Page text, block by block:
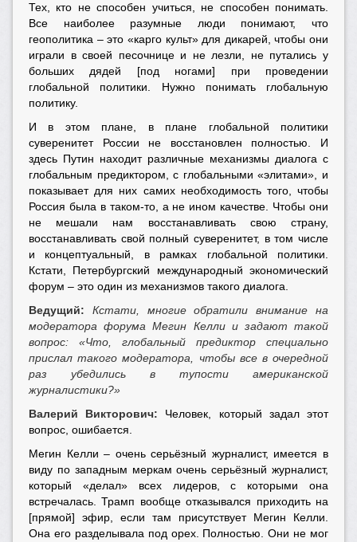
Тех, кто не способен учиться, не способен понимать.
Все наиболее разумные люди понимают, что
геополитика – это «карго культ» для дикарей, чтобы они
играли в своей песочнице и не лезли, не путались у
больших дядей [под ногами] при проведении
глобальной политики. Нужно понимать глобальную
политику.
И в этом плане, в плане глобальной политики
суверенитет России не восстановлен полностью. И
здесь Путин находит различные механизмы диалога с
глобальным предиктором, с глобальными «элитами», и
показывает для них самих необходимость того, чтобы
Россия была в таком-то, а не ином качестве. Чтобы они
не мешали нам восстанавливать свою страну,
восстанавливать свой полный суверенитет, в том числе
и концептуальный, в рамках глобальной политики.
Кстати, Петербургский международный экономический
форум – это один из механизмов такого диалога.
Ведущий: Кстати, многие обратили внимание на
модератора форума Мегин Келли и задают такой
вопрос: «Что, глобальный предиктор специально
прислал такого модератора, чтобы все в очередной
раз убедились в тупости американской
журналистики?»
Валерий Викторович: Человек, который задал этот
вопрос, ошибается.
Мегин Келли – очень серьёзный журналист, имеется в
виду по западным меркам очень серьёзный журналист,
который «делал» всех лидеров, с которыми она
встречалась. Трамп вообще отказывался приходить на
[прямой] эфир, если там присутствует Мегин Келли.
Она его разделывала под орех. Полностью. Они не мог